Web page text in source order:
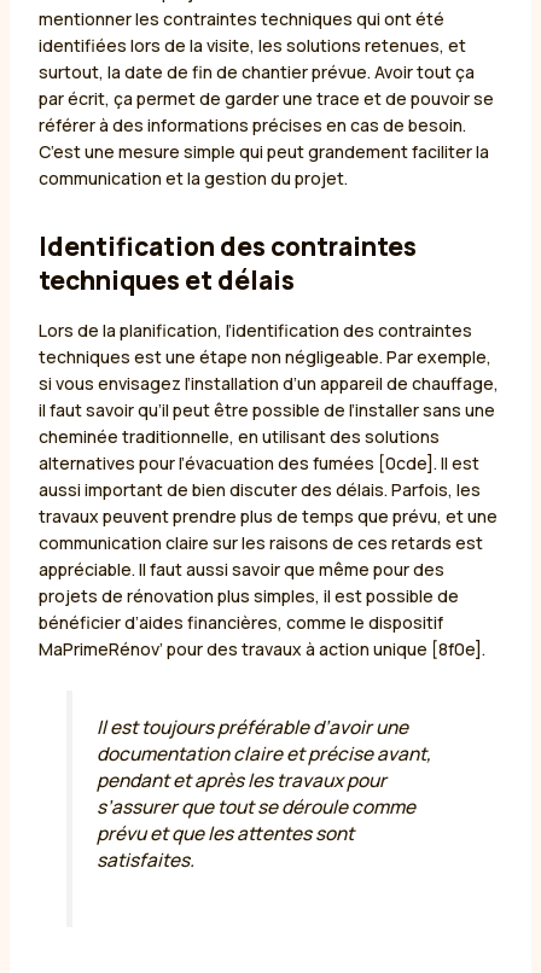
mentionner les contraintes techniques qui ont été
identifiées lors de la visite, les solutions retenues, et
surtout, la date de fin de chantier prévue. Avoir tout ça
par écrit, ça permet de garder une trace et de pouvoir se
référer à des informations précises en cas de besoin.
C’est une mesure simple qui peut grandement faciliter la
communication et la gestion du projet.
Identification des contraintes
techniques et délais
Lors de la planification, l’identification des contraintes
techniques est une étape non négligeable. Par exemple,
si vous envisagez l’installation d’un appareil de chauffage,
il faut savoir qu’il peut être possible de l’installer sans une
cheminée traditionnelle, en utilisant des solutions
alternatives pour l’évacuation des fumées [0cde]. Il est
aussi important de bien discuter des délais. Parfois, les
travaux peuvent prendre plus de temps que prévu, et une
communication claire sur les raisons de ces retards est
appréciable. Il faut aussi savoir que même pour des
projets de rénovation plus simples, il est possible de
bénéficier d’aides financières, comme le dispositif
MaPrimeRénov’ pour des travaux à action unique [8f0e].
Il est toujours préférable d’avoir une
documentation claire et précise avant,
pendant et après les travaux pour
s’assurer que tout se déroule comme
prévu et que les attentes sont
satisfaites.